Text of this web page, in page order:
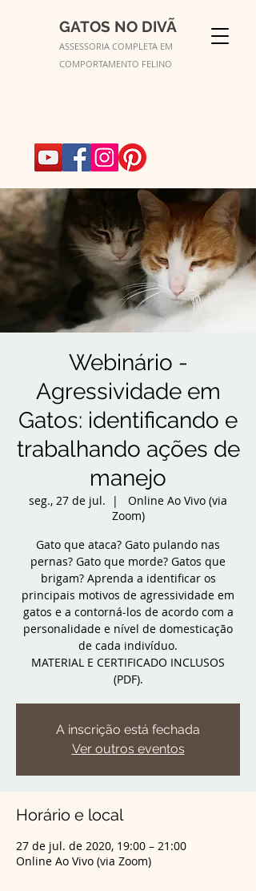
GATOS NO DIVÃ
ASSESSORIA COMPLETA EM
COMPORTAMENTO FELINO
Webinário -
Agressividade em
Gatos: identificando e
trabalhando ações de
manejo
seg., 27 de jul.
  |
Online Ao Vivo (via
Zoom)
Gato que ataca? Gato pulando nas
pernas? Gato que morde? Gatos que
brigam? Aprenda a identificar os
principais motivos de agressividade em
gatos e a contorná-los de acordo com a
personalidade e nível de domesticação
de cada indivíduo.
MATERIAL E CERTIFICADO INCLUSOS
(PDF).
A inscrição está fechada
Ver outros eventos
Horário e local
27 de jul. de 2020, 19:00 – 21:00
Online Ao Vivo (via Zoom)